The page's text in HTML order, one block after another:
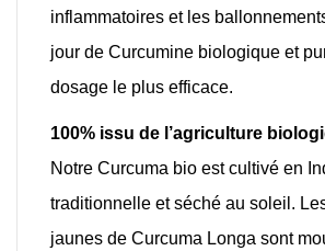
inflammatoires et les
jour de Curcumine biologique et
dosage le plus efficace.
100% issu de l’agriculture
Notre Curcuma bio est cultivé en
traditionnelle et séché au soleil.
jaunes de Curcuma Longa sont